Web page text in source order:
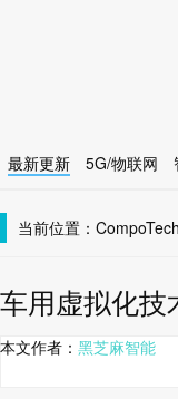
最新更新 5G/物联网
当前位置：
车用虚拟化技
本文作者： 黑芝麻智能